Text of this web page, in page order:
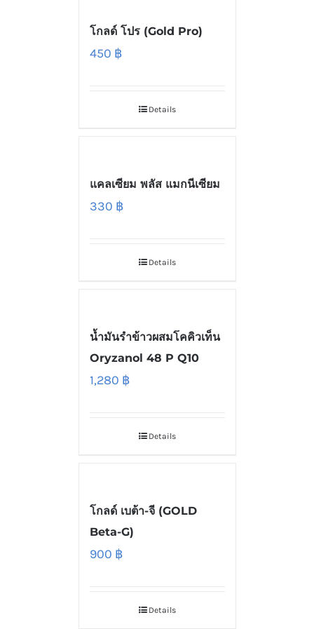
โกลด์ โปร (Gold Pro)
450 ฿
Details
แคลเซียม พลัส แมกนีเซียม
330 ฿
Details
น้ำมันรำข้าวผสมโคคิวเท็น
Oryzanol 48 P Q10
1,280 ฿
Details
โกลด์ เบต้า-จี (GOLD
Beta-G)
900 ฿
Details